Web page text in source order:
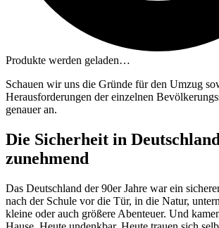
Produkte werden geladen…
Schauen wir uns die Gründe für den Umzug
Herausforderungen der einzelnen
genauer an.
Die Sicherheit in
zunehmend
Das Deutschland der 90er Jahre war ein
nach der Schule vor die Tür, in die Natur,
kleine oder auch größere Abenteuer. Und